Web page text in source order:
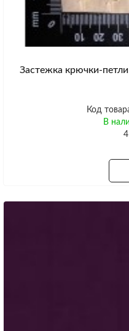
Застежка крючки-
Код
В